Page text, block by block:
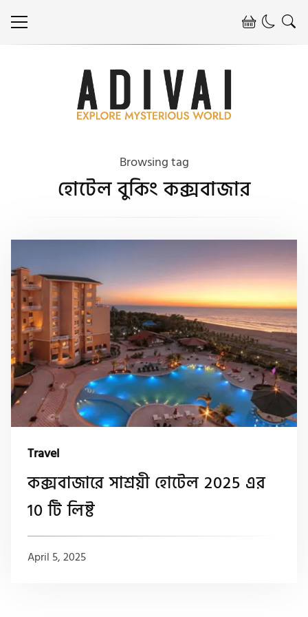
Browsing tag
হোটেল বুকিং কক্সবাজার
Travel
কক্সবাজারে সাশ্রয়ী হোটেল 2025 এর
10 টি লিষ্ট
April 5, 2025